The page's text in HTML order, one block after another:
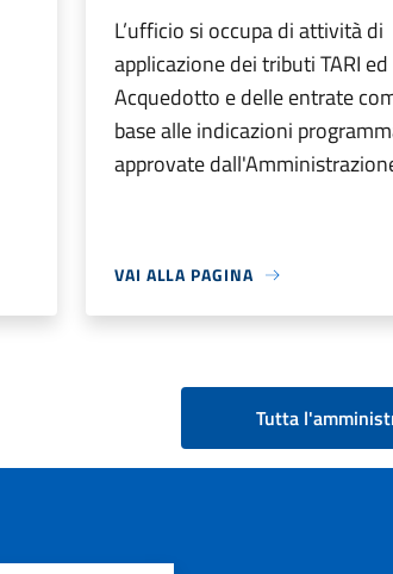
L’ufficio si occupa di attività di
applicazione dei tributi TARI ed
Acquedotto e delle entrate
base alle indicazioni
approvate
VAI ALLA PAGINA
Tutta